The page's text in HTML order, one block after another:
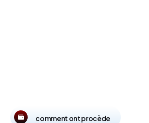
comment ont procède